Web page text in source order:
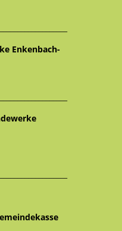
Enkenbach-